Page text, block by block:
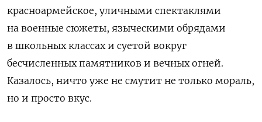
красноармейское, уличными спектаклями
на военные сюжеты, языческими обрядами
в школьных классах и суетой вокруг
бесчисленных памятников и вечных огней.
Казалось, ничто уже не смутит не только мораль,
но и просто вкус.